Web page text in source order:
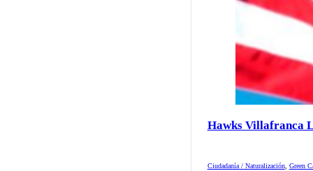
Hawks Villafranca
Ciudadanía / Naturalización, Green